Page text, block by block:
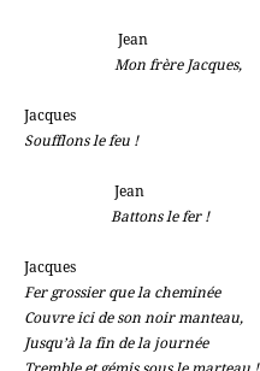
Jean
Mon frère Jacques,
Jacques
Soufflons le feu !
Jean
Battons le fer !
Jacques
Fer grossier que la cheminée
Couvre ici de son noir manteau,
Jusqu’à la fin de la journée